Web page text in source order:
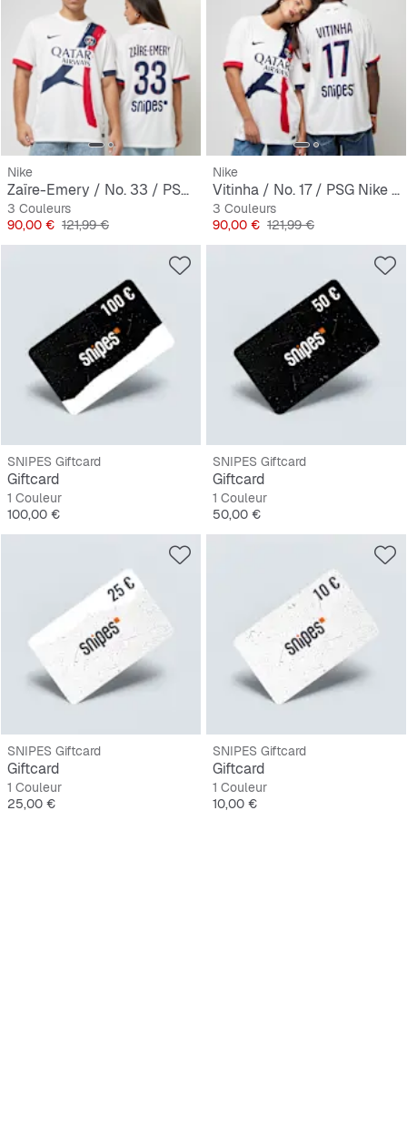
Nike
Zaïre-Emery / No. 33 / PSG Nike Away Stadium 2024/25
3 Couleurs
Prix
90,00 € Prix original
121,99 €
Nike
Vitinha / No. 17 / PSG Nike Away Stadium 2024/25
3 Couleurs
Prix
90,00 € Prix original
121,99 €
SNIPES Giftcard
Giftcard
1 Couleur
Prix
100,00 €
SNIPES Giftcard
Giftcard
1 Couleur
Prix
50,00 €
SNIPES Giftcard
Giftcard
1 Couleur
Prix
25,00 €
SNIPES Giftcard
Giftcard
1 Couleur
Prix
10,00 €